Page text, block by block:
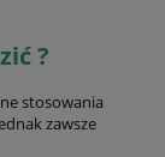
?
stosowania
zawsze